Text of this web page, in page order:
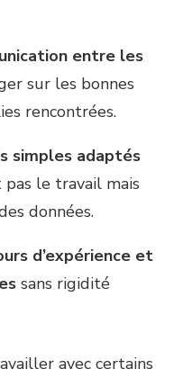
entre les
sur les bonnes
rencontrées.
simples adaptés
le travail mais
données.
d’expérience et
sans rigidité
avec certains